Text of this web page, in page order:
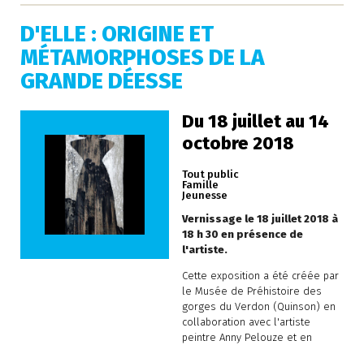
D'ELLE : ORIGINE ET
MÉTAMORPHOSES DE LA
GRANDE DÉESSE
Du 18 juillet au 14
octobre 2018
Tout public
Famille
Jeunesse
Vernissage le 18 juillet 2018 à
18 h 30 en présence de
l'artiste.
Cette exposition a été créée par
le Musée de Préhistoire des
gorges du Verdon (Quinson) en
collaboration avec l'artiste
peintre Anny Pelouze et en